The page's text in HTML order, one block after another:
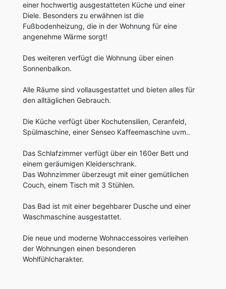
einer hochwertig ausgestatteten Küche und einer
Diele. Besonders zu erwähnen ist die
Fußbodenheizung, die in der Wohnung für eine
angenehme Wärme sorgt!
Des weiteren verfügt die Wohnung über einen
Sonnenbalkon.
Alle Räume sind vollausgestattet und bieten alles für
den alltäglichen Gebrauch.
Die Küche verfügt über Kochutensilien, Ceranfeld,
Spülmaschine, einer Senseo Kaffeemaschine uvm..
Das Schlafzimmer verfügt über ein 160er Bett und
einem geräumigen Kleiderschrank.
Das Wohnzimmer überzeugt mit einer gemütlichen
Couch, einem Tisch mit 3 Stühlen.
Das Bad ist mit einer begehbarer Dusche und einer
Waschmaschine ausgestattet.
Die neue und moderne Wohnaccessoires verleihen
der Wohnungen einen besonderen
Wohlfühlcharakter.